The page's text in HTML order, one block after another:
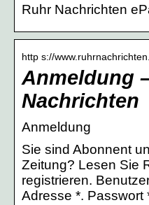
Ruhr Nachrichten
http s://
Anmeldung
Nachrichten
Anmeldung
Sie sind Abonnent
Zeitung? Lesen Sie
registrieren.
Adresse *. Passwort